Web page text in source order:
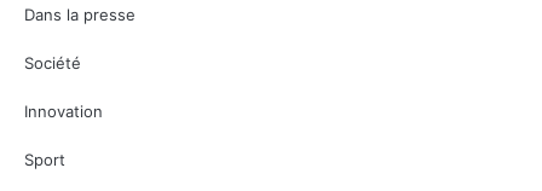
Dans la presse
Société
Innovation
Sport